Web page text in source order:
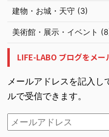
建物・お城・天守 (3)
美術館・展示・イベント
LIFE-LABO ブログをメー
メールアドレスを記入し
ルで受信できます。